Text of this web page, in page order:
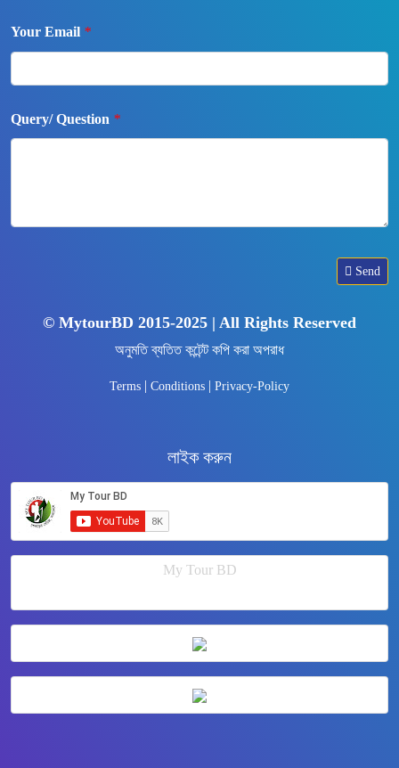
Your Email *
Query/ Question *
Send
© MytourBD 2015-2025 | All Rights Reserved
অনুমতি ব্যতিত কন্টেন্ট কপি করা অপরাধ
Terms | Conditions | Privacy-Policy
লাইক করুন
My Tour BD